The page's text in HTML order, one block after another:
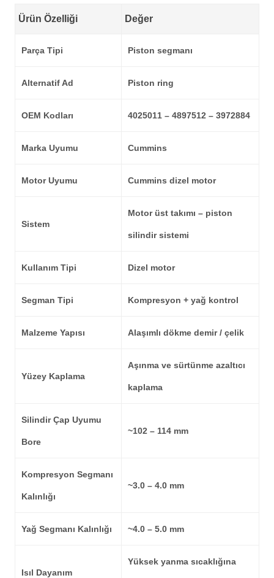
Ürün Özelliği Değer
Parça Tipi Piston segmanı
Alternatif Ad Piston ring
OEM Kodları 4025011 – 4897512 – 3972884
Marka Uyumu Cummins
Motor Uyumu Cummins dizel motor
Sistem
Motor üst takımı – piston
silindir sistemi
Kullanım Tipi Dizel motor
Segman Tipi Kompresyon + yağ kontrol
Malzeme Yapısı Alaşımlı dökme demir / çelik
Yüzey Kaplama
Aşınma ve sürtünme azaltıcı
kaplama
Silindir Çap Uyumu
Bore
~102 – 114 mm
Kompresyon Segmanı
Kalınlığı
~3.0 – 4.0 mm
Yağ Segmanı Kalınlığı ~4.0 – 5.0 mm
Isıl Dayanım
Yüksek yanma sıcaklığına